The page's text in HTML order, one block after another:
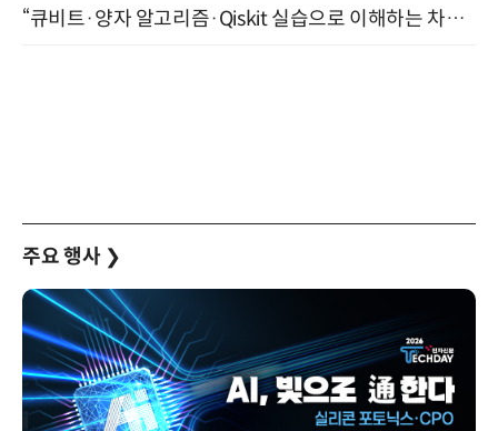
“큐비트·양자 알고리즘·Qiskit 실습으로 이해하는 차세대 컴퓨팅” (8/28)
주요 행사 ❯